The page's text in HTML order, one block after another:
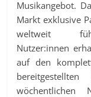
Musikangebot.
Markt exklusive
weltweit
Nutzer:innen
auf den
wöchentlichen